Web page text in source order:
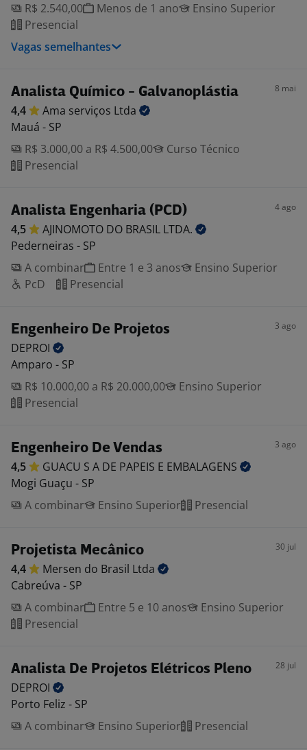
R$ 2.540,00
Menos de 1 ano
Ensino Superior
Presencial
Vagas semelhantes
Analista Químico - Galvanoplástia 8 mai
4,4 Ama serviços Ltda
Mauá - SP
R$ 3.000,00 a R$ 4.500,00
Curso Técnico
Presencial
Analista Engenharia (PCD) 4 ago
4,5 AJINOMOTO DO BRASIL LTDA.
Pederneiras - SP
A combinar
Entre 1 e 3 anos
Ensino Superior
PcD
Presencial
Engenheiro De Projetos 3 ago
DEPROI
Amparo - SP
R$ 10.000,00 a R$ 20.000,00
Ensino Superior
Presencial
Engenheiro De Vendas 3 ago
4,5 GUACU S A DE PAPEIS E EMBALAGENS
Mogi Guaçu - SP
A combinar
Ensino Superior Presencial
Projetista Mecânico 30 jul
4,4 Mersen do Brasil Ltda
Cabreúva - SP
A combinar
Entre 5 e 10 anos
Ensino Superior
Presencial
Analista De Projetos Elétricos Pleno 28 jul
DEPROI
Porto Feliz - SP
A combinar
Ensino Superior Presencial